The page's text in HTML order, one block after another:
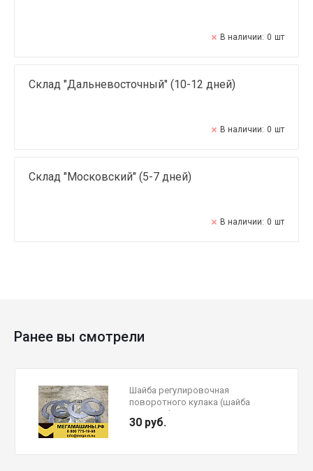
В наличии: 0 шт
Склад "Дальневосточный" (10-12 дней)
В наличии: 0 шт
Склад "Московский" (5-7 дней)
В наличии: 0 шт
Ранее вы смотрели
Шайба регулировочная
поворотного кулака (шайба
шкворня)
30 руб.